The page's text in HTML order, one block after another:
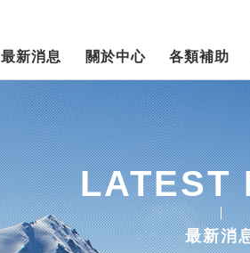
最新消息 關於中心 各類補助
LATEST
最新消